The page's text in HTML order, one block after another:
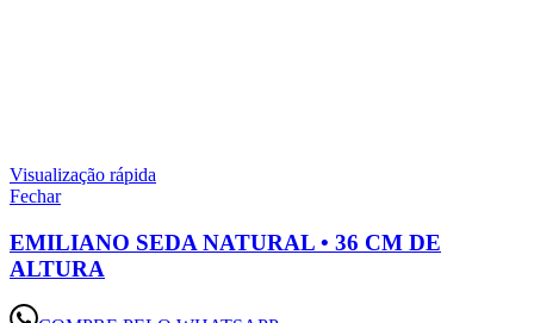
Visualização rápida
Fechar
EMILIANO SEDA NATURAL • 36 CM DE
ALTURA